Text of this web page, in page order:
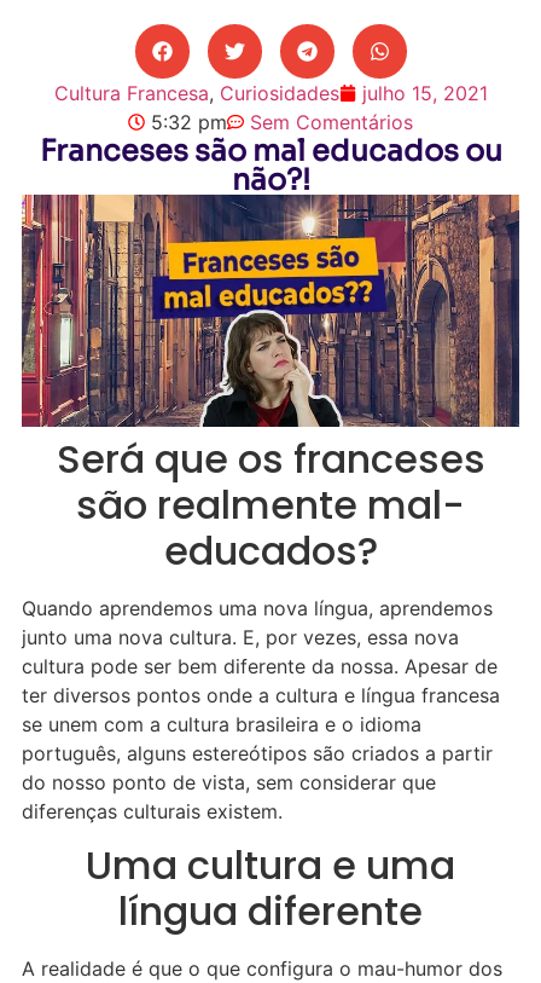
Cultura Francesa, Curiosidades
julho 15, 2021
5:32 pm
Sem Comentários
Franceses são mal educados ou
não?!
Será que os franceses
são realmente mal-
educados?
Quando aprendemos uma nova língua, aprendemos
junto uma nova cultura. E, por vezes, essa nova
cultura pode ser bem diferente da nossa. Apesar de
ter diversos pontos onde a cultura e língua francesa
se unem com a cultura brasileira e o idioma
português, alguns estereótipos são criados a partir
do nosso ponto de vista, sem considerar que
diferenças culturais existem.
Uma cultura e uma
língua diferente
A realidade é que o que configura o mau-humor dos